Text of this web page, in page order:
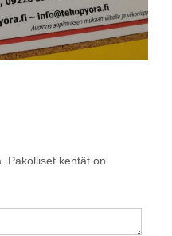
Pakolliset kentät on